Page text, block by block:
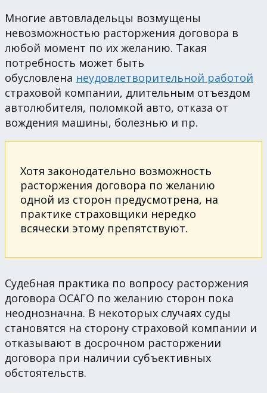
Многие автовладельцы возмущены
невозможностью расторжения договора в
любой момент по их желанию. Такая
потребность может быть
обусловлена неудовлетворительной работой
страховой компании, длительным отъездом
автолюбителя, поломкой авто, отказа от
вождения машины, болезнью и пр.
Хотя законодательно возможность
расторжения договора по желанию
одной из сторон предусмотрена, на
практике страховщики нередко
всячески этому препятствуют.
Судебная практика по вопросу расторжения
договора ОСАГО по желанию сторон пока
неоднозначна. В некоторых случаях суды
становятся на сторону страховой компании и
отказывают в досрочном расторжении
договора при наличии субъективных
обстоятельств.